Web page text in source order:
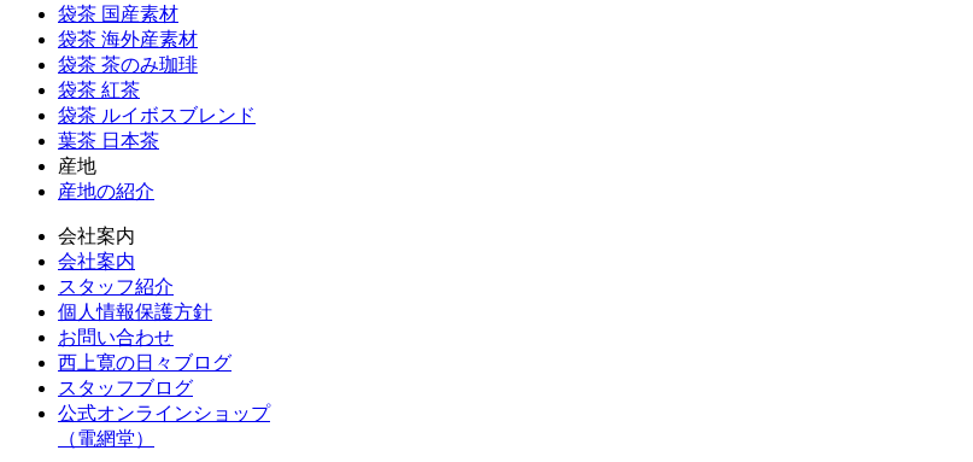
袋茶 国産素材
袋茶 海外産素材
袋茶 茶のみ珈琲
袋茶 紅茶
袋茶 ルイボスブレンド
葉茶 日本茶
産地
産地の紹介
会社案内
会社案内
スタッフ紹介
個人情報保護方針
お問い合わせ
西上寛の日々ブログ
スタッフブログ
公式オンラインショップ
（電網堂）